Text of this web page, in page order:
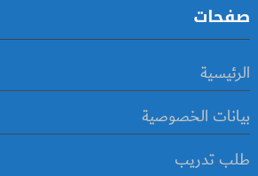
صفحات
الرئيسية
بيانات الخصوصية
طلب تدريب